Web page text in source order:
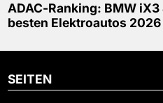
ADAC-Ranking: BMW
besten Elektroautos 2026
SEITEN